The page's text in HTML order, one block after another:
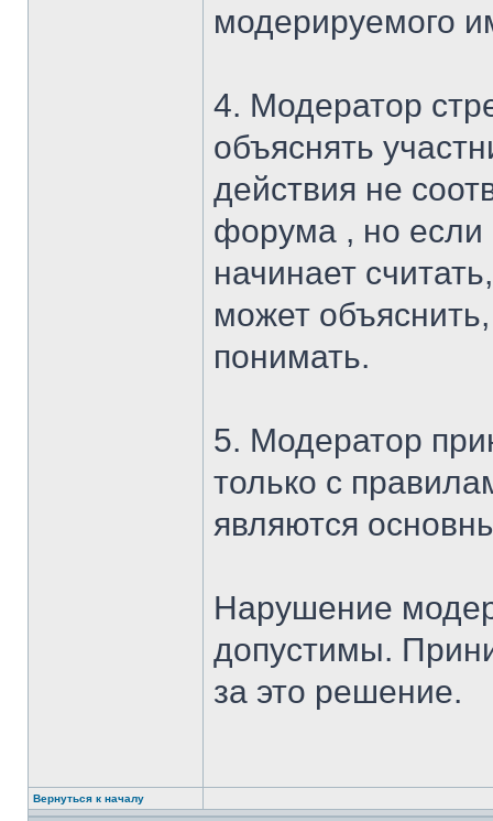
модерируемого
4. Модератор
объяснять
действия не
форума , но если
начинает
может
понимать.
5. Модератор
только с
являются
Нарушение
допустимы.
за это решение.
Вернуться к началу